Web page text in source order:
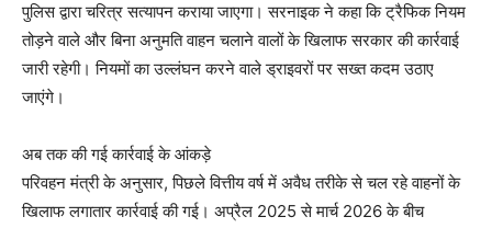
पुलिस द्वारा चरित्र सत्यापन कराया जाएगा। सरनाइक ने कहा कि ट्रैफिक नियम
तोड़ने वाले और बिना अनुमति वाहन चलाने वालों के खिलाफ सरकार की कार्रवाई
जारी रहेगी। नियमों का उल्लंघन करने वाले ड्राइवरों पर सख्त कदम उठाए
जाएंगे।
अब तक की गई कार्रवाई के आंकड़े
परिवहन मंत्री के अनुसार, पिछले वित्तीय वर्ष में अवैध तरीके से चल रहे वाहनों के
खिलाफ लगातार कार्रवाई की गई। अप्रैल 2025 से मार्च 2026 के बीच